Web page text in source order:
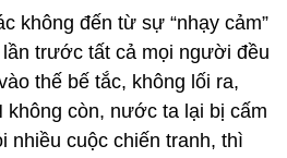
không đến từ sự “nhạy cảm”
trước tất cả mọi người đều
thế bế tắc, không lối ra,
không còn, nước ta lại bị cấm
nhiều cuộc chiến tranh, thì